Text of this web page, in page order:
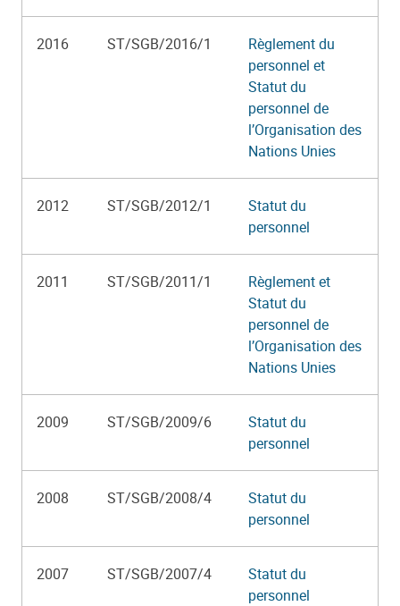
2016 ST/SGB/2016/1
Règlement du
personnel et
Statut du
personnel de
l’Organisation des
Nations Unies
2012 ST/SGB/2012/1
Statut du
personnel
2011 ST/SGB/2011/1
Règlement et
Statut du
personnel de
l’Organisation des
Nations Unies
2009 ST/SGB/2009/6
Statut du
personnel
2008 ST/SGB/2008/4
Statut du
personnel
2007 ST/SGB/2007/4
Statut du
personnel